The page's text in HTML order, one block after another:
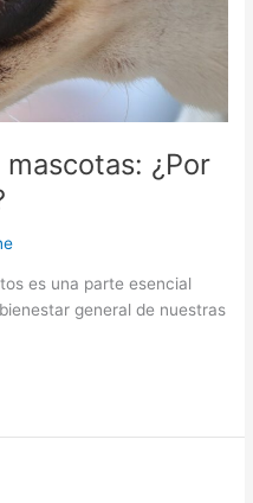
¿Por
es una parte esencial
general de nuestras